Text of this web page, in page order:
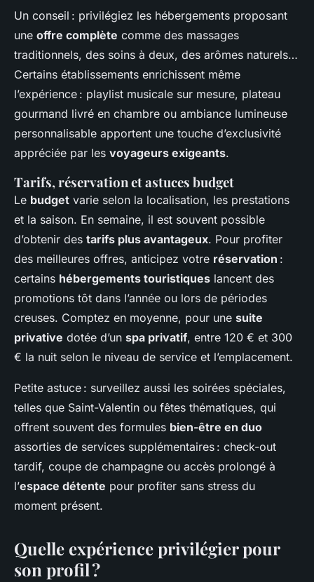
Un conseil : privilégiez les hébergements proposant
une offre complète comme des massages
traditionnels, des soins à deux, des arômes naturels…
Certains établissements enrichissent même
l’expérience : playlist musicale sur mesure, plateau
gourmand livré en chambre ou ambiance lumineuse
personnalisable apportent une touche d’exclusivité
appréciée par les voyageurs exigeants.
Tarifs, réservation et astuces budget
Le budget varie selon la localisation, les prestations
et la saison. En semaine, il est souvent possible
d’obtenir des tarifs plus avantageux. Pour profiter
des meilleures offres, anticipez votre réservation :
certains hébergements touristiques lancent des
promotions tôt dans l’année ou lors de périodes
creuses. Comptez en moyenne, pour une suite
privative dotée d’un spa privatif, entre 120 € et 300
€ la nuit selon le niveau de service et l’emplacement.
Petite astuce : surveillez aussi les soirées spéciales,
telles que Saint-Valentin ou fêtes thématiques, qui
offrent souvent des formules bien-être en duo
assorties de services supplémentaires : check-out
tardif, coupe de champagne ou accès prolongé à
l’espace détente pour profiter sans stress du
moment présent.
Quelle expérience privilégier pour
son profil ?